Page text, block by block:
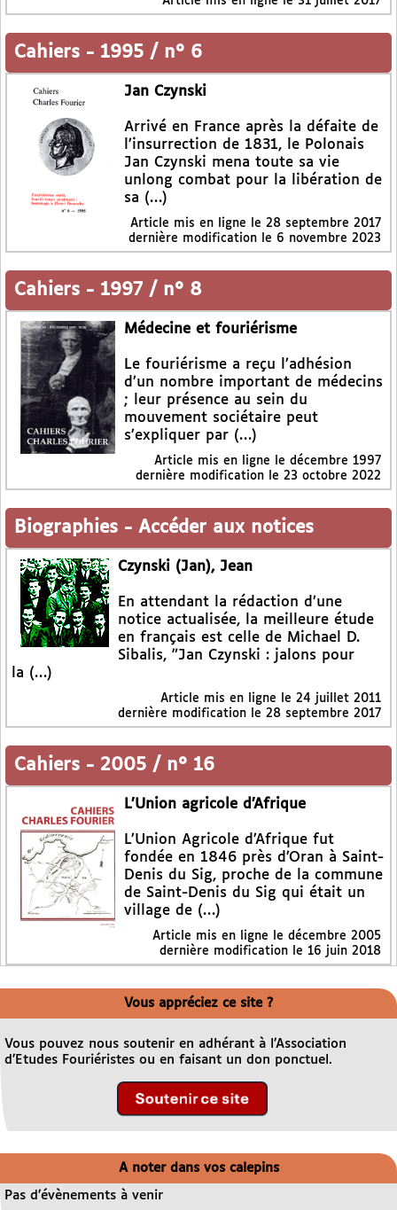
Cahiers - 1995 / n° 6
Jan Czynski
Arrivé en France après la défaite de
l’insurrection de 1831, le Polonais
Jan Czynski mena toute sa vie
unlong combat pour la libération de
sa (…)
Article mis en ligne le 28 septembre 2017
dernière modification le 6 novembre 2023
Cahiers - 1997 / n° 8
Médecine et fouriérisme
Le fouriérisme a reçu l’adhésion
d’un nombre important de médecins
; leur présence au sein du
mouvement sociétaire peut
s’expliquer par (…)
Article mis en ligne le décembre 1997
dernière modification le 23 octobre 2022
Biographies - Accéder aux notices
Czynski (Jan), Jean
En attendant la rédaction d’une
notice actualisée, la meilleure étude
en français est celle de Michael D.
Sibalis, "Jan Czynski : jalons pour
la (…)
Article mis en ligne le 24 juillet 2011
dernière modification le 28 septembre 2017
Cahiers - 2005 / n° 16
L’Union agricole d’Afrique
L’Union Agricole d’Afrique fut
fondée en 1846 près d’Oran à Saint-
Denis du Sig, proche de la commune
de Saint-Denis du Sig qui était un
village de (…)
Article mis en ligne le décembre 2005
dernière modification le 16 juin 2018
Vous appréciez ce site ?
Vous pouvez nous soutenir en adhérant à l’Association
d’Etudes Fouriéristes ou en faisant un don ponctuel.
A noter dans vos calepins
Pas d’évènements à venir